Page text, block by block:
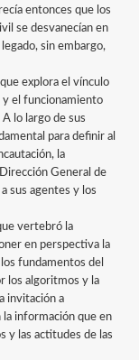
entonces que los
se desvanecían en
sin embargo,
explora el vínculo
y el funcionamiento
lo largo de sus
para definir al
la
General de
sus agentes y los
vertebró la
en perspectiva la
fundamentos del
los algoritmos y la
invitación a
información que en
y las actitudes de las